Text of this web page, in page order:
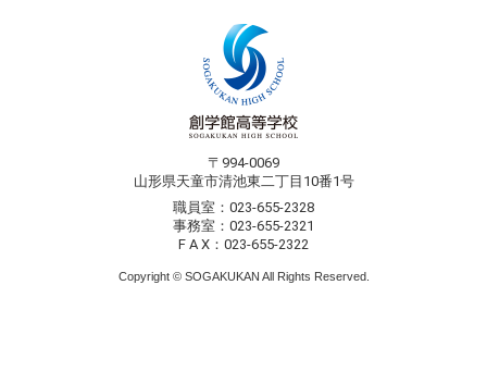
〒994-0069
山形県天童市清池東二丁目10番1号
職員室：023-655-2328
事務室：023-655-2321
F A X：023-655-2322
Copyright © SOGAKUKAN All Rights Reserved.